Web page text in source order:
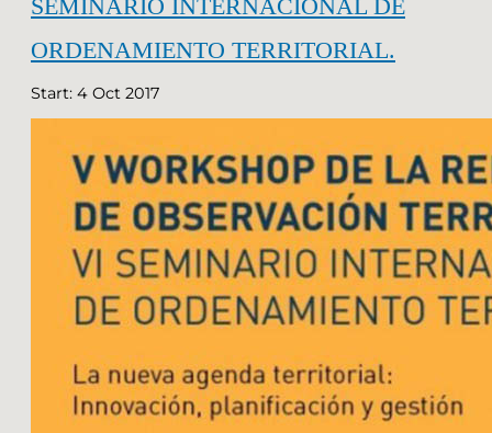
SEMINARIO INTERNACIONAL DE
ORDENAMIENTO TERRITORIAL.
Start: 4 Oct 2017